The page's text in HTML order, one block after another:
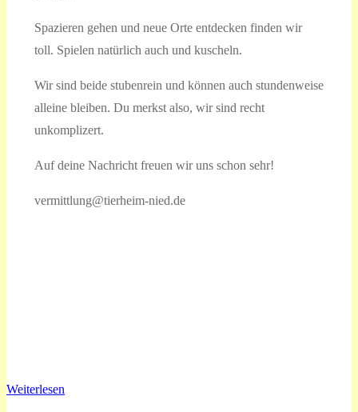
Spazieren gehen und neue Orte entdecken finden wir
toll. Spielen natürlich auch und kuscheln.
Wir sind beide stubenrein und können auch stundenweise
alleine bleiben. Du merkst also, wir sind recht
unkomplizert.
Auf deine Nachricht freuen wir uns schon sehr!
vermittlung@tierheim-nied.de
Weiterlesen